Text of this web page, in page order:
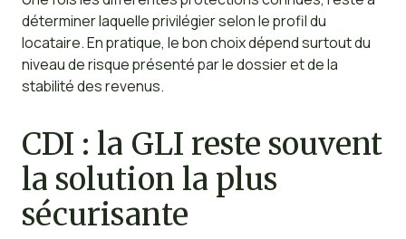
déterminer laquelle privilégier selon le profil du
locataire. En pratique, le bon choix dépend surtout du
niveau de risque présenté par le dossier et de la
stabilité des revenus.
CDI : la GLI reste souvent
la solution la plus
sécurisante